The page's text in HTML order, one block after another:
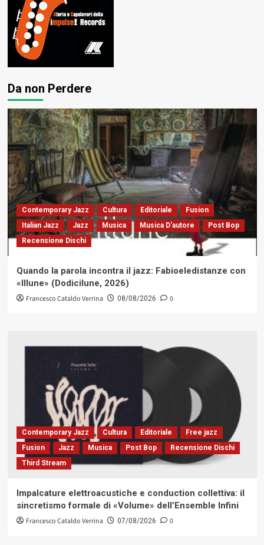
Da non Perdere
Contemporary Jazz Cultura Editoriale
Fusion
Italian Jazz
Jazz Musica Musica D'autore
Post Bop
Recensione Dischi
Quando la parola incontra il jazz: Fabioeledistanze con
«Illune» (Dodicilune, 2026)
Francesco Cataldo Verrina 08/08/2026 0
Contemporary Jazz Cultura Editoriale
Free jazz
Fusion
Jazz Musica Post Bop
Recensione Dischi
Third Stream
Impalcature elettroacustiche e conduction collettiva: il
sincretismo formale di «Volume» dell’Ensemble Infini
Francesco Cataldo Verrina 07/08/2026 0